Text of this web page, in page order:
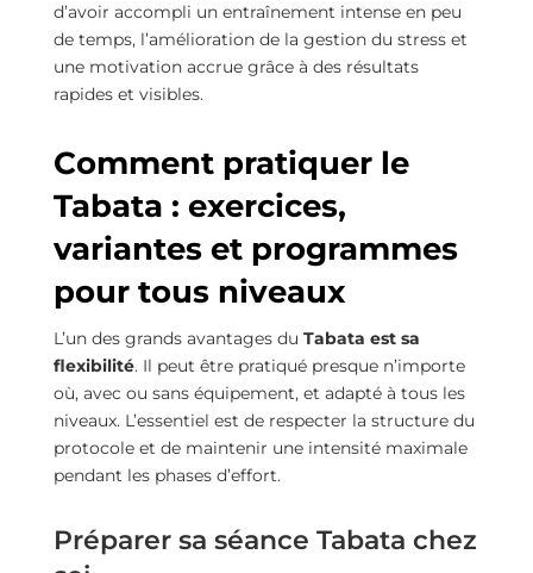
d’avoir accompli un entraînement intense en peu
de temps, l’amélioration de la gestion du stress et
une motivation accrue grâce à des résultats
rapides et visibles.
Comment pratiquer le
Tabata : exercices,
variantes et programmes
pour tous niveaux
L’un des grands avantages du Tabata est sa
flexibilité. Il peut être pratiqué presque n’importe
où, avec ou sans équipement, et adapté à tous les
niveaux. L’essentiel est de respecter la structure du
protocole et de maintenir une intensité maximale
pendant les phases d’effort.
Préparer sa séance Tabata chez